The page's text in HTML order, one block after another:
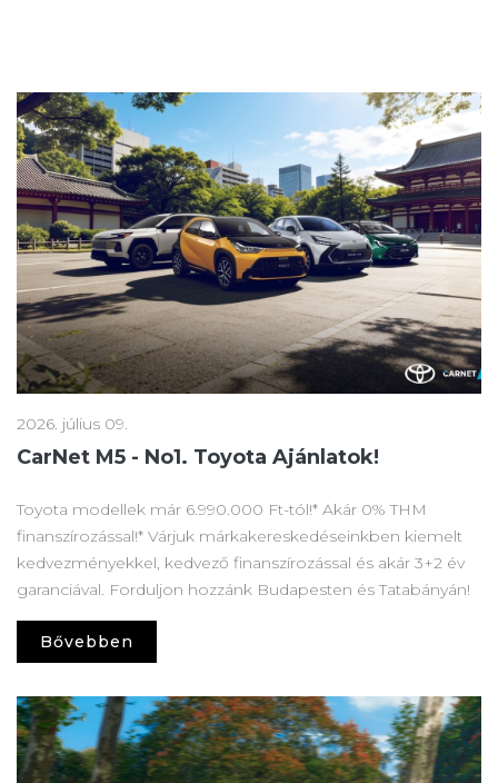
2026. július 09.
CarNet M5 - No1. Toyota Ajánlatok!
Toyota modellek már 6.990.000 Ft-tól!* Akár 0% THM
finanszírozással!* Várjuk márkakereskedéseinkben kiemelt
kedvezményekkel, kedvező finanszírozással és akár 3+2 év
garanciával. Forduljon hozzánk Budapesten és Tatabányán!
Bővebben